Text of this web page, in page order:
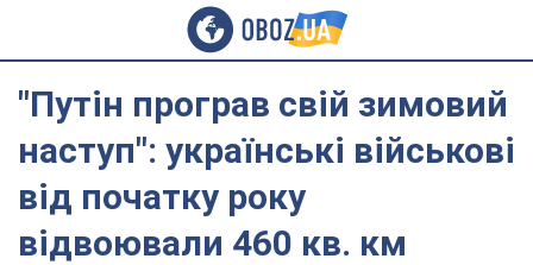
"Путін програв свій зимовий
наступ": українські військові
від початку року
відвоювали 460 кв. км